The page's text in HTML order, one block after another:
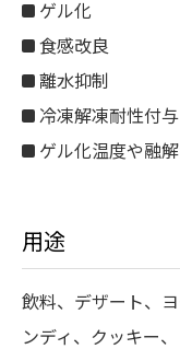
ゲル化
食感改良
離水抑制
冷凍解凍耐性付与
ゲル化温度や融
用途
飲料、デザート、
ンディ、クッキー